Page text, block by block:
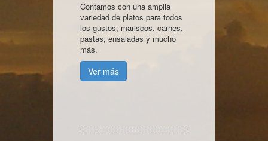
Contamos con una amplia
variedad de platos para todos
los gustos; mariscos, carnes,
pastas, ensaladas y mucho
más.
Ver más